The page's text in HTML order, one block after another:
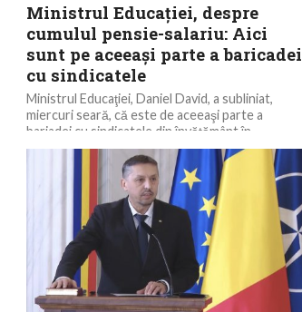
Ministrul Educaţiei, despre
cumulul pensie-salariu: Aici
sunt pe aceeaşi parte a baricadei
cu sindicatele
Ministrul Educaţiei, Daniel David, a subliniat,
miercuri seară, că este de aceeaşi parte a
bariadei cu sindicatele din învăţământ în
problema cumulării...